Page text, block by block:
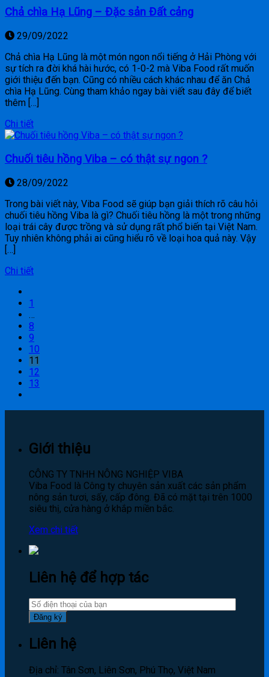
Chả chìa Hạ Lũng – Đặc sản Đất cảng
29/09/2022
Chả chìa Hạ Lũng là một món ngon nổi tiếng ở Hải Phòng với
sự tích ra đời khá hài hước, có 1-0-2 mà Viba Food rất muốn
giới thiệu đến bạn. Cũng có nhiều cách khác nhau để ăn Chả
chìa Hạ Lũng. Cùng tham khảo ngay bài viết sau đây để biết
thêm […]
Chi tiết
Chuối tiêu hồng Viba – có thật sự ngon ?
28/09/2022
Trong bài viết này, Viba Food sẽ giúp bạn giải thích rõ câu hỏi
chuối tiêu hồng Viba là gì? Chuối tiêu hồng là một trong những
loại trái cây được trồng và sử dụng rất phổ biến tại Việt Nam.
Tuy nhiên không phải ai cũng hiểu rõ về loại hoa quả này. Vậy
[…]
Chi tiết
1
…
8
9
10
11
12
13
Giới thiệu
CÔNG TY TNHH NÔNG NGHIỆP VIBA
Viba Food là Công ty chuyên sản xuất các sản phẩm
nông sản tươi, sấy, cấp đông. Đã có mặt tại trên 1000
siêu thị, cửa hàng ở khắp miền bắc.
Xem chi tiết
Liên hệ để hợp tác
Liên hệ
Địa chỉ: Tân Sơn, Liên Sơn, Phú Thọ, Việt Nam